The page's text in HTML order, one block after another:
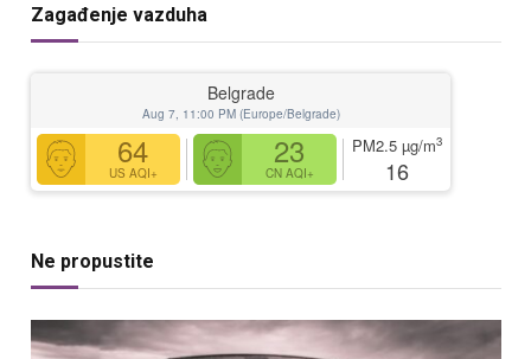
Zagađenje vazduha
Belgrade
Aug 7, 11:00 PM (Europe/Belgrade)
64
US AQI+
23
CN AQI+
PM2.5 µg/m3
16
Ne propustite